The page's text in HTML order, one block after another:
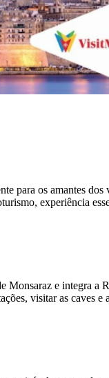
para os amantes dos
experiência
Monsaraz e integra a
visitar as caves e